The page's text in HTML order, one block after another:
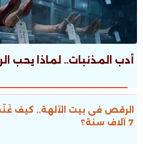
أدب المذنبات.. لماذا يحب
الرقص فى بيت الآلهة.. كيف
7 آلاف سنة؟